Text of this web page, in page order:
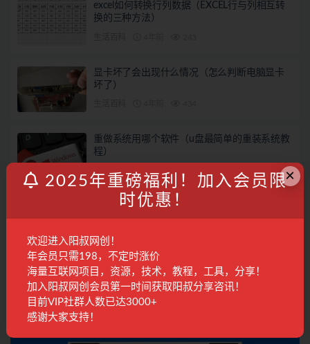
excel如何转换行列数据（EXCEL行与列相互转
换的三种方法）
显卡坏了会出现什么情况（怎么判断电脑显卡
坏了）
重做系统用哪个软件（u盘最简单的重装系统教
程）
生活百科 4年前
有什么好用的网址导航（分享5个很多人都在用
的导航网站）
生活百科
联系客服
×
2025年重磅福利！加入会员限
时优惠！
欢迎进入阳叔网创！
年会员只需198，不定时涨价
海量互联网项目，资源，技术，教程，工具，分享！
加入阳叔网创会员第一时间获取阳叔分享咨讯！
目前VIP社群人数已达3000+
感谢大家支持！